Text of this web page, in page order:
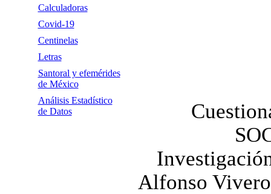
Calculadoras
Covid-19
Centinelas
Letras
Santoral y efemérides
de México
Análisis Estadístico
de Datos
Alfonso